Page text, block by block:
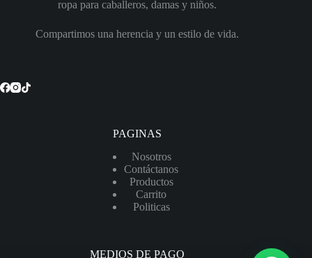
ropa para caballeros, damas y niños.
Compartimos una herencia y un estilo de vida.
PAGINAS
Nosotros
Contáctanos
Productos
Carrito
Politicas
MEDIOS DE PAGO